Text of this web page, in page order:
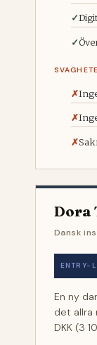
Dora
Dansk
ENTRY-
En ny
det allra
DKK (3